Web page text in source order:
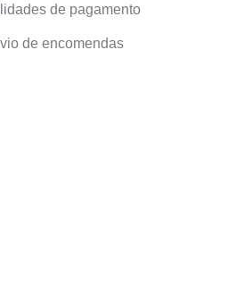
de pagamento
de encomendas